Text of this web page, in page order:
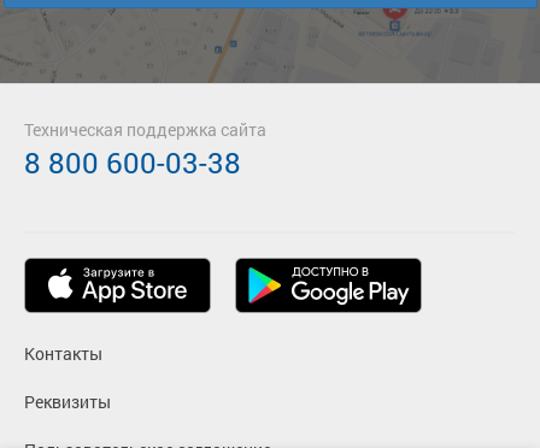
Контакты
Реквизиты
Техническая поддержка сайта
8 800 600-03-38